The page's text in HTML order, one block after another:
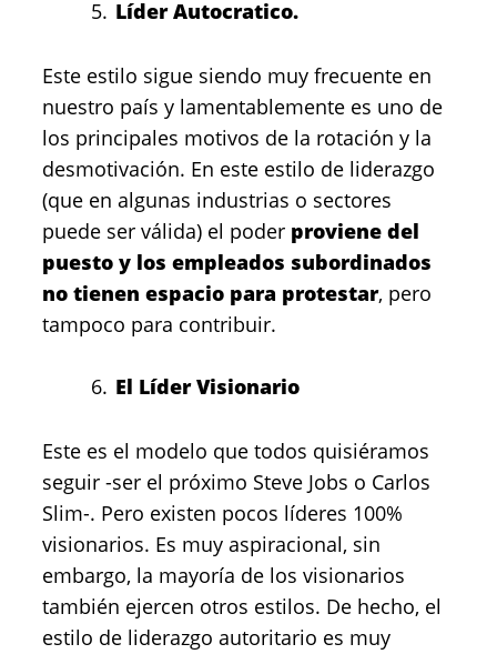
Líder Autocratico.
Este estilo sigue siendo muy frecuente en
nuestro país y lamentablemente es uno de
los principales motivos de la rotación y la
desmotivación. En este estilo de liderazgo
(que en algunas industrias o sectores
puede ser válida) el poder proviene del
puesto y los empleados subordinados
no tienen espacio para protestar, pero
tampoco para contribuir.
El Líder Visionario
Este es el modelo que todos quisiéramos
seguir -ser el próximo Steve Jobs o Carlos
Slim-. Pero existen pocos líderes 100%
visionarios. Es muy aspiracional, sin
embargo, la mayoría de los visionarios
también ejercen otros estilos. De hecho, el
estilo de liderazgo autoritario es muy